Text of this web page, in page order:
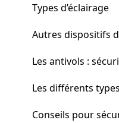
Types d’éclairage
Autres dispositifs
Les antivols :
Les différents
Conseils pour